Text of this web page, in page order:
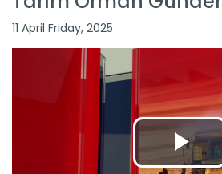
11 April Friday, 2025